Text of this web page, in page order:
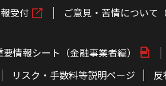
受付 ご意見・苦情について
要情報シート（金融事業者編）
リスク・手数料等説明ページ 反